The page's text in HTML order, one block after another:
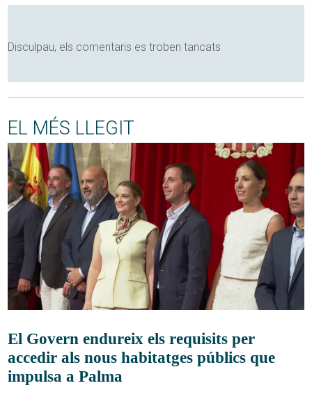
Disculpau, els comentaris es troben tancats
EL MÉS LLEGIT
El Govern endureix els requisits per
accedir als nous habitatges públics que
impulsa a Palma